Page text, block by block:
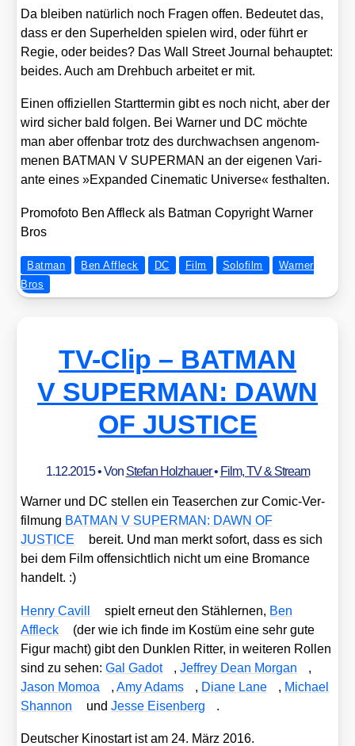
Da blei­ben natür­lich noch Fra­gen offen. Bedeu­tet das,
dass er den Super­hel­den spie­len wird, oder führt er
Regie, oder bei­des? Das Wall Street Jour­nal behaup­tet:
bei­des. Auch am Dreh­buch arbei­tet er mit.
Einen offi­zi­el­len Start­ter­min gibt es noch nicht, aber der
wird sicher bald fol­gen. Bei War­ner und DC möch­te
man aber offen­bar trotz des durch­wach­sen ange­nom­
me­nen BATMAN V SUPERMAN an der eige­nen Vari­
an­te eines »Expan­ded Cine­ma­tic Uni­ver­se« fest­hal­ten.
Pro­mo­fo­to Ben Affleck als Bat­man Copy­right War­ner
Bros
Batman Ben Affleck DC Film Solofilm
Warner
Bros
TV-Clip – BATMAN
V SUPERMAN: DAWN
OF JUSTICE
1.12.2015• Von Stefan Holzhauer• Film, TV & Stream
War­ner und DC stel­len ein Teaser­chen zur Comic-Ver­
fil­mung BATMAN V SUPERMAN: DAWN OF
JUSTICE
bereit. Und man merkt sofort, dass es sich
bei dem Film offen­sicht­lich nicht um eine Brom­ance
han­delt. :)
Hen­ry Cavill spielt erneut den Stäh­ler­nen, Ben
Affleck
(der wie ich fin­de im Kos­tüm eine sehr gute
Figur macht) gibt den Dunk­len Rit­ter, in wei­te­ren Rol­len
sind zu sehen:Gal Gadot ,Jef­frey Dean Mor­gan
,
Jason Mom­oa
,Amy Adams , Dia­ne Lane , Micha­el
Shan­non
undJes­se Eisen­berg .
Deut­scher Kino­start ist am 24. März 2016.